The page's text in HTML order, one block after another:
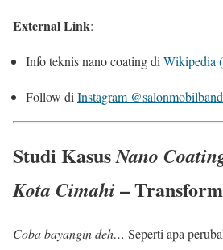
External Link:
Info teknis nano coating di Wikipedia
Follow di Instagram
Studi KasusNano
Kota Cimahi–
Coba bayangin deh… Seperti apa